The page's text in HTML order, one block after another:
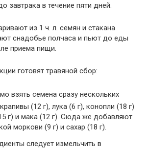
завтрака в течение пяти дней.
из 1 ч. л. семян и стакана
снадобье полчаса и пьют до еды
приема пищи.
готовят травяной сбор:
взять семена сразу нескольких
(12 г), лука (6 г), конопли (18 г)
г) и мака (12 г). Сюда же добавляют
моркови (9 г) и сахар (18 г).
следует измельчить в